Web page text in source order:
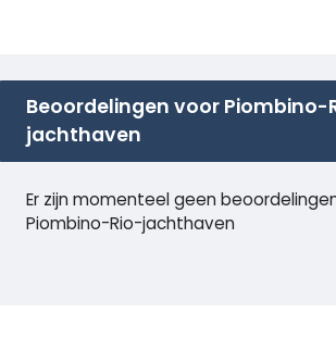
Beoordelingen voor Piombino-
jachthaven
Er zijn momenteel geen
Piombino-Rio-jachthaven